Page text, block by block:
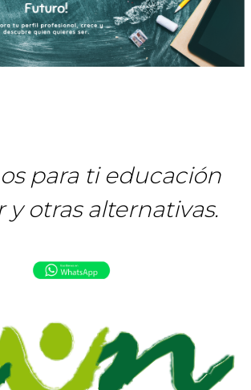
para ti educación
y otras alternativas.